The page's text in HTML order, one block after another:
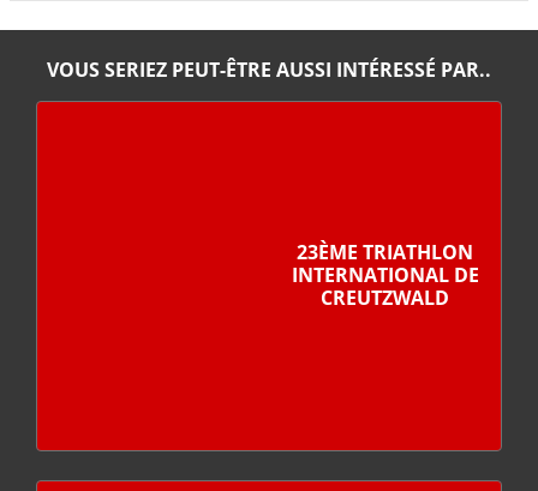
VOUS SERIEZ PEUT-ÊTRE AUSSI INTÉRESSÉ PAR..
23ÈME TRIATHLON
INTERNATIONAL DE
CREUTZWALD